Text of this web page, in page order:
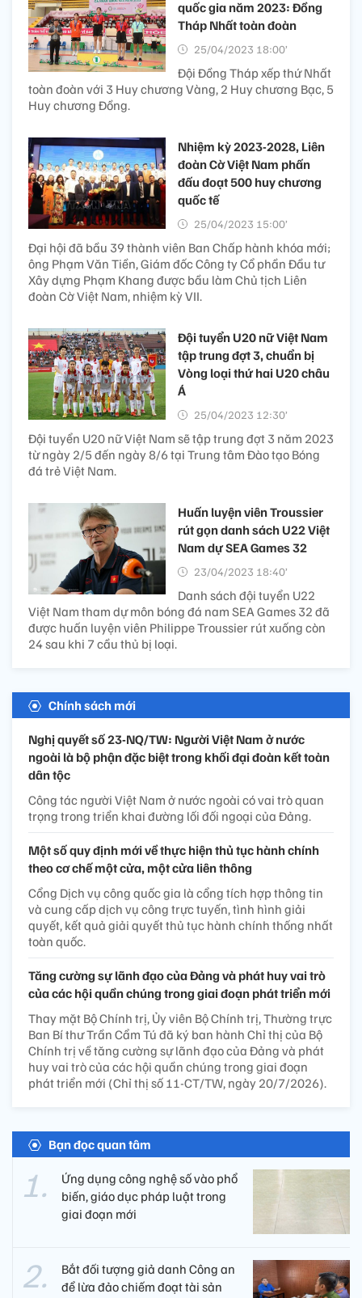
quốc gia năm 2023: Đồng
Tháp Nhất toàn đoàn
25/04/2023 18:00’
Đội Đồng Tháp xếp thứ Nhất
toàn đoàn với 3 Huy chương Vàng, 2 Huy chương Bạc, 5
Huy chương Đồng.
Nhiệm kỳ 2023-2028, Liên
đoàn Cờ Việt Nam phấn
đấu đoạt 500 huy chương
quốc tế
25/04/2023 15:00’
Đại hội đã bầu 39 thành viên Ban Chấp hành khóa mới;
ông Phạm Văn Tiền, Giám đốc Công ty Cổ phần Đầu tư
Xây dựng Phạm Khang được bầu làm Chủ tịch Liên
đoàn Cờ Việt Nam, nhiệm kỳ VII.
Đội tuyển U20 nữ Việt Nam
tập trung đợt 3, chuẩn bị
Vòng loại thứ hai U20 châu
Á
25/04/2023 12:30’
Đội tuyển U20 nữ Việt Nam sẽ tập trung đợt 3 năm 2023
từ ngày 2/5 đến ngày 8/6 tại Trung tâm Đào tạo Bóng
đá trẻ Việt Nam.
Huấn luyện viên Troussier
rút gọn danh sách U22 Việt
Nam dự SEA Games 32
23/04/2023 18:40’
Danh sách đội tuyển U22
Việt Nam tham dự môn bóng đá nam SEA Games 32 đã
được huấn luyện viên Philippe Troussier rút xuống còn
24 sau khi 7 cầu thủ bị loại.
Chính sách mới
Nghị quyết số 23-NQ/TW: Người Việt Nam ở nước
ngoài là bộ phận đặc biệt trong khối đại đoàn kết toàn
dân tộc
Công tác người Việt Nam ở nước ngoài có vai trò quan
trọng trong triển khai đường lối đối ngoại của Đảng.
Một số quy định mới về thực hiện thủ tục hành chính
theo cơ chế một cửa, một cửa liên thông
Cổng Dịch vụ công quốc gia là cổng tích hợp thông tin
và cung cấp dịch vụ công trực tuyến, tình hình giải
quyết, kết quả giải quyết thủ tục hành chính thống nhất
toàn quốc.
Tăng cường sự lãnh đạo của Đảng và phát huy vai trò
của các hội quần chúng trong giai đoạn phát triển mới
Thay mặt Bộ Chính trị, Ủy viên Bộ Chính trị, Thường trực
Ban Bí thư Trần Cẩm Tú đã ký ban hành Chỉ thị của Bộ
Chính trị về tăng cường sự lãnh đạo của Đảng và phát
huy vai trò của các hội quần chúng trong giai đoạn
phát triển mới (Chỉ thị số 11-CT/TW, ngày 20/7/2026).
Bạn đọc quan tâm
Ứng dụng công nghệ số vào phổ
biến, giáo dục pháp luật trong
giai đoạn mới
Bắt đối tượng giả danh Công an
để lừa đảo chiếm đoạt tài sản